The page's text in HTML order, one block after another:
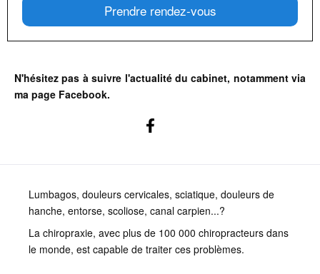
Prendre rendez-vous
N'hésitez pas à suivre l'actualité du cabinet, notamment via
ma page Facebook.
Lumbagos, douleurs cervicales, sciatique, douleurs de
hanche, entorse, scoliose, canal carpien...?
La chiropraxie, avec plus de 100 000 chiropracteurs dans
le monde, est capable de traiter ces problèmes.